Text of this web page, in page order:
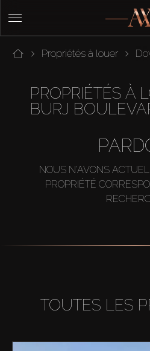
Propriétés à louer
PROPRIÉTÉS À
BURJ
NOUS N'AVONS
PROPRIÉTÉ
TOUTES LES